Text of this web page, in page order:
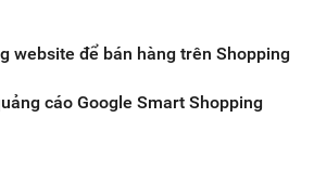
website để bán hàng trên Shopping
cáo Google Smart Shopping